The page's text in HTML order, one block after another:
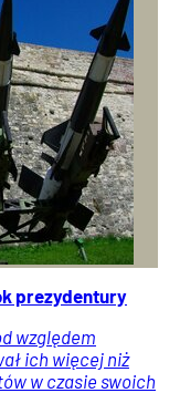
prezydentury
względem
ich więcej niż
w czasie swoich